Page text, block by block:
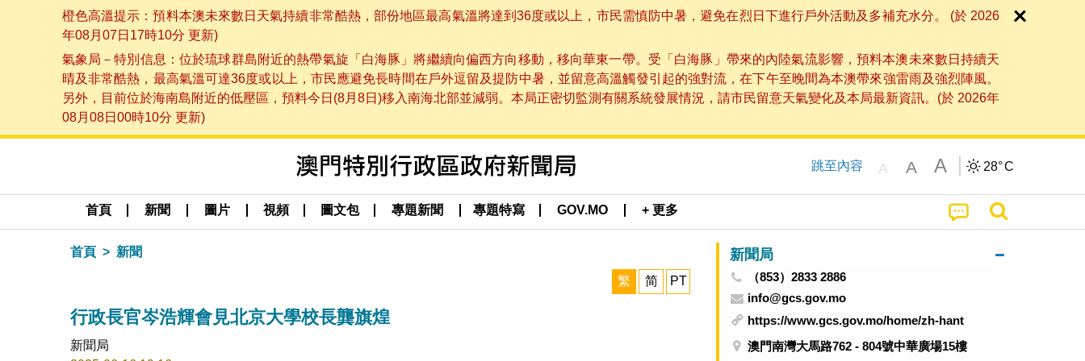
橙色高溫提示：預料本澳未來數日天氣持續非常酷熱，部份地區最高氣溫將達到36度或以上，市民需慎防中暑，避免在烈日下進行戶外活動及多補充水分。 (於 2026
年08月07日17時10分 更新)
氣象局－特別信息：位於琉球群島附近的熱帶氣旋「白海豚」將繼續向偏西方向移動，移向華東一帶。受「白海豚」帶來的內陸氣流影響，預料本澳未來數日持續天
晴及非常酷熱，最高氣溫可達36度或以上，市民應避免長時間在戶外逗留及提防中暑，並留意高溫觸發引起的強對流，在下午至晚間為本澳帶來強雷雨及強烈陣風。
另外，目前位於海南島附近的低壓區，預料今日(8月8日)移入南海北部並減弱。本局正密切監測有關系統發展情況，請市民留意天氣變化及本局最新資訊。(於 2026年
08月08日00時10分 更新)
跳至內容 A A A 28°C
首頁 新聞 圖片 視頻 圖文包 專題新聞 專題特寫 GOV.MO + 更多
首頁 新聞
繁 简 PT
行政長官岑浩輝會見北京大學校長龔旗煌
新聞局
新聞局
（853）2833 2886
info@gcs.gov.mo
https://www.gcs.gov.mo/home/zh-hant
澳門南灣大馬路762 - 804號中華廣場15樓